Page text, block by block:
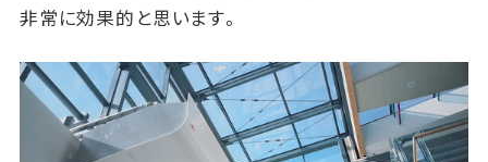
非常に効果的と思います。